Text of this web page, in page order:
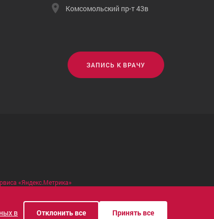
Комсомольский пр-т 43в
ЗАПИСЬ К ВРАЧУ
«Яндекс.Метрика»
в
Отклонить все Принять все